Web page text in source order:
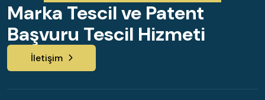
Marka Tescil ve Patent
Başvuru Tescil Hizmeti
İletişim